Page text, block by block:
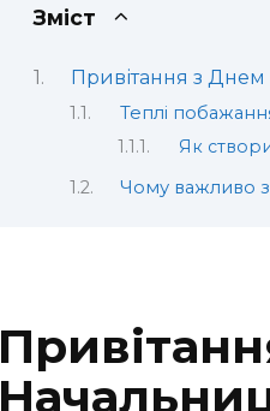
Зміст
Привітання з
Теплі
Як
Чому важливо